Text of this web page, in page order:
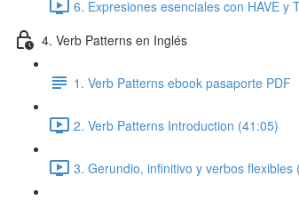
6. Expresiones esenciales con HAVE y
4. Verb Patterns en Inglés
1. Verb Patterns ebook pasaporte PDF
2. Verb Patterns Introduction (41:05)
3. Gerundio, infinitivo y verbos flexibles